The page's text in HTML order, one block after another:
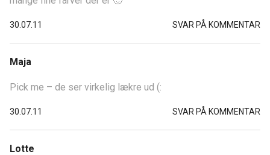
30.07.11 SVAR PÅ KOMMENTAR
Maja
Pick me – de ser virkelig lækre ud (:
30.07.11 SVAR PÅ KOMMENTAR
Lotte